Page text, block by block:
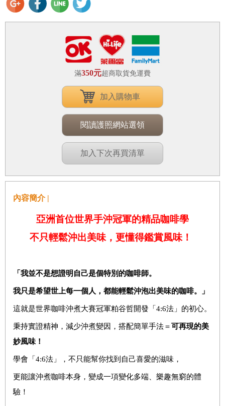
滿350元超商取貨免運費
加入購物車
閱讀護照網站選領
加入下次再買清單
內容簡介 |
亞洲首位世界手沖冠軍的精品咖啡學
不只輕鬆沖出美味，更懂得鑑賞風味！
「我並不是想證明自己是個特別的咖啡師。
我只是希望世上每一個人，都能輕鬆沖泡出美味的咖啡。」
這就是世界咖啡沖煮大賽冠軍粕谷哲開發「4:6法」的初心。
秉持實證精神，減少沖煮變因，搭配簡單手法＝可再現的美
妙風味！
學會「4:6法」，不只能幫你找到自己喜愛的滋味，
更能讓沖煮咖啡本身，變成一項變化多端、樂趣無窮的體
驗！